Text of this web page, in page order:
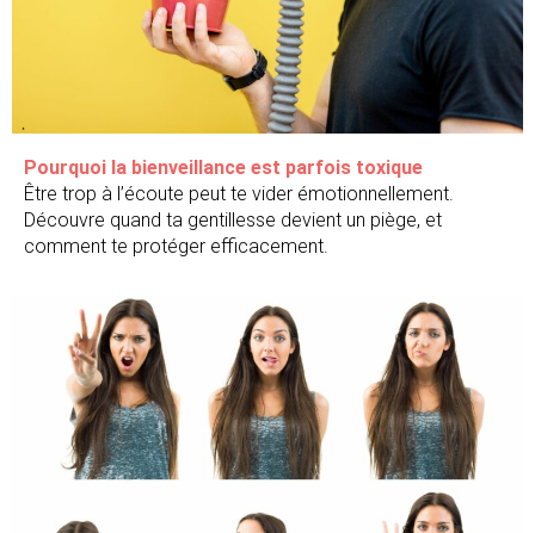
Pourquoi la bienveillance est parfois toxique
Être trop à l’écoute peut te vider émotionnellement.
Découvre quand ta gentillesse devient un piège, et
comment te protéger efficacement.